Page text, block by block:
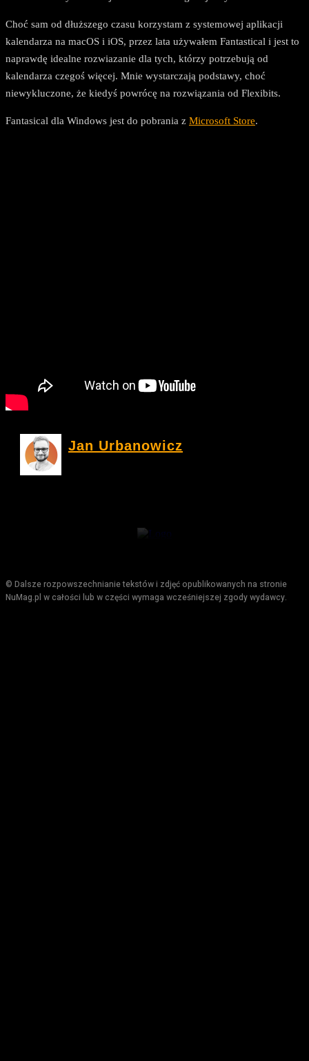
Choć sam od dłuższego czasu korzystam z systemowej aplikacji
kalendarza na macOS i iOS, przez lata używałem Fantastical i jest to
naprawdę idealne rozwiazanie dla tych, którzy potrzebują od
kalendarza czegoś więcej. Mnie wystarczają podstawy, choć
niewykluczone, że kiedyś powrócę na rozwiązania od Flexibits.
Fantasical dla Windows jest do pobrania z Microsoft Store.
Jan Urbanowicz
© Dalsze rozpowszechnianie tekstów i zdjęć opublikowanych na stronie
NuMag.pl w całości lub w części wymaga wcześniejszej zgody wydawcy.